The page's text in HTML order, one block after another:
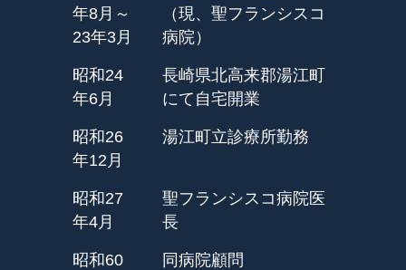
年8月～
23年3月
（現、聖フランシスコ
病院）
昭和24
年6月
長崎県北高来郡湯江町
にて自宅開業
昭和26
年12月
湯江町立診療所勤務
昭和27
年4月
聖フランシスコ病院医
長
昭和60
同病院顧問